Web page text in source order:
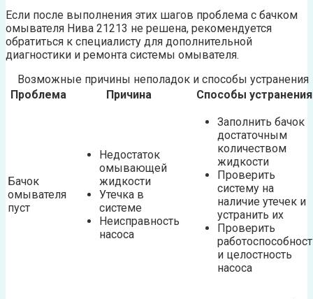
Если после выполнения этих шагов проблема с бачком
омывателя Нива 21213 не решена, рекомендуется
обратиться к специалисту для дополнительной
диагностики и ремонта системы омывателя.
Возможные причины неполадок и способы устранения
Проблема
Причина Способы устранения
Бачок
омывателя
пуст
Недостаток
омывающей
жидкости
Утечка в
системе
Неисправность
насоса
Заполнить бачок
достаточным
количеством
жидкости
Проверить
систему на
наличие утечек и
устранить их
Проверить
и целостность
насоса